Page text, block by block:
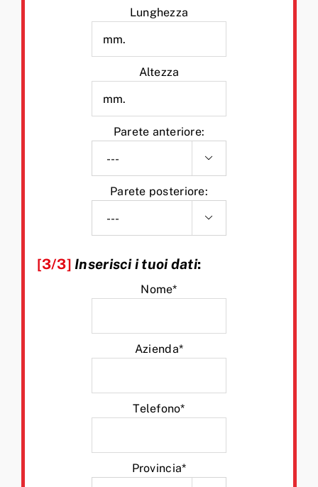
Lunghezza
Altezza
Parete anteriore:

Parete posteriore:

[3/3] Inserisci i tuoi dati:
Nome*
Azienda*
Telefono*
Provincia*